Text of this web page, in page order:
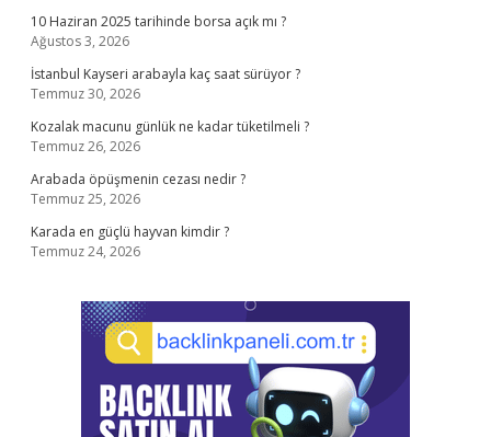
10 Haziran 2025 tarihinde borsa açık mı ?
Ağustos 3, 2026
İstanbul Kayseri arabayla kaç saat sürüyor ?
Temmuz 30, 2026
Kozalak macunu günlük ne kadar tüketilmeli ?
Temmuz 26, 2026
Arabada öpüşmenin cezası nedir ?
Temmuz 25, 2026
Karada en güçlü hayvan kimdir ?
Temmuz 24, 2026